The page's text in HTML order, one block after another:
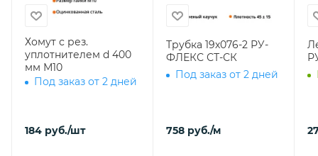
Хомут с рез.
уплотнителем d 400
мм М10
Под заказ от 2 дней
184 руб./шт
Трубка 19х076-2 РУ-
ФЛЕКС СТ-СК
Под заказ от 2 дней
758 руб./м